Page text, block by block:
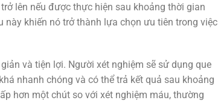
lên nếu được thực hiện sau khoảng thời gian
khiến nó trở thành lựa chọn ưu tiên trong việc
và tiện lợi. Người xét nghiệm sẽ sử dụng que
nhanh chóng và có thể trả kết quả sau khoảng
hơn một chút so với xét nghiệm máu, thường